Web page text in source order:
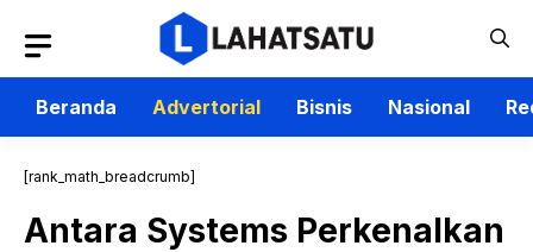
isi
Beranda
Advertorial Bisnis Nasional
[rank_math_breadcrumb]
Antara Systems Perkenalkan